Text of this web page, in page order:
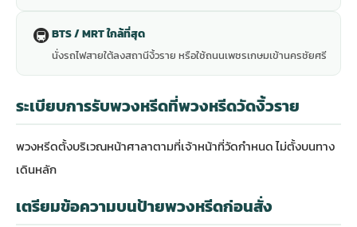
🚇BTS / MRT ใกล้ที่สุด
นั่งรถไฟสายใต้ลงสถานีงิ้วราย หรือใช้ถนนเพชรเกษมเข้านครชัยศรี
ระเบียบการรับพวงหรีดที่พวงหรีดวัดงิ้วราย
พวงหรีดตั้งบริเวณหน้าศาลาตามที่เจ้าหน้าที่วัดกำหนด ไม่ตั้งบนทาง
เดินหลัก
เตรียมข้อความบนป้ายพวงหรีดก่อนสั่ง